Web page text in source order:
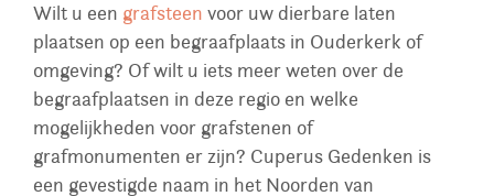
Wilt u een grafsteen voor uw dierbare laten
plaatsen op een begraafplaats in Ouderkerk of
omgeving? Of wilt u iets meer weten over de
begraafplaatsen in deze regio en welke
mogelijkheden voor grafstenen of
grafmonumenten er zijn? Cuperus Gedenken is
een gevestigde naam in het Noorden van